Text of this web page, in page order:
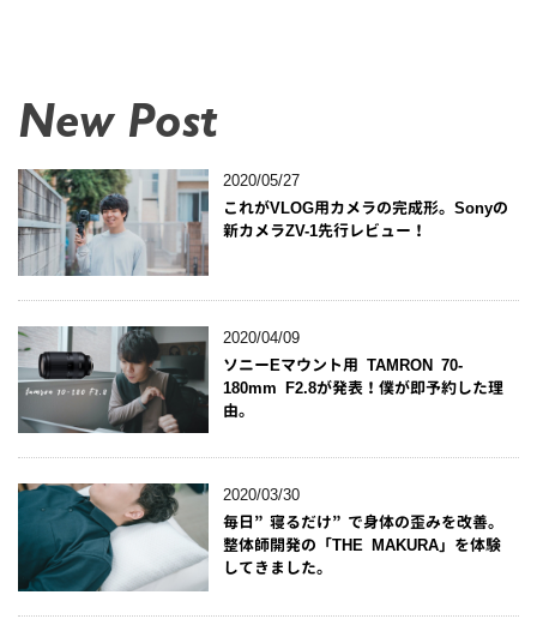
New Post
2020/05/27
これがVLOG用カメラの完成形。Sonyの
新カメラZV-1先行レビュー！
2020/04/09
ソニーEマウント用 TAMRON 70-
180mm F2.8が発表！僕が即予約した理
由。
2020/03/30
毎日”寝るだけ”で身体の歪みを改善。
整体師開発の「THE MAKURA」を体験
してきました。